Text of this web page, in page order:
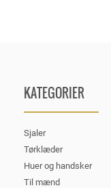
KATEGORIER
Sjaler
Tørklæder
Huer og handsker
Til mænd